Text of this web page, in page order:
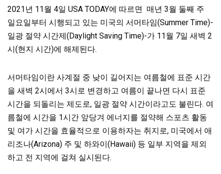
2021년 11월 4일 USA TODAY에 따르면 매년 3월 둘째 주
일요일부터 시행되고 있는 미국의 서머타임(Summer Time)-
일광 절약 시간제(Daylight Saving Time)-가 11월 7일 새벽 2
시(현지 시간)에 해제된다.
서머타임이란 사계절 중 낮이 길어지는 여름철에 표준 시간
을 새벽 2시에서 3시로 변경하고 여름이 끝나면 다시 표준
시간을 되돌리는 제도로, 일광 절약 시간이라고도 불린다. 여
름철에 시간을 1시간 앞당겨 에너지를 절약해 스포츠 활동
및 여가 시간을 효율적으로 이용하자는 취지로, 미국에서 애
리조나(Arizona) 주 및 하와이(Hawaii) 등 일부 지역을 제외
하고 전 지역에 걸쳐 실시된다.